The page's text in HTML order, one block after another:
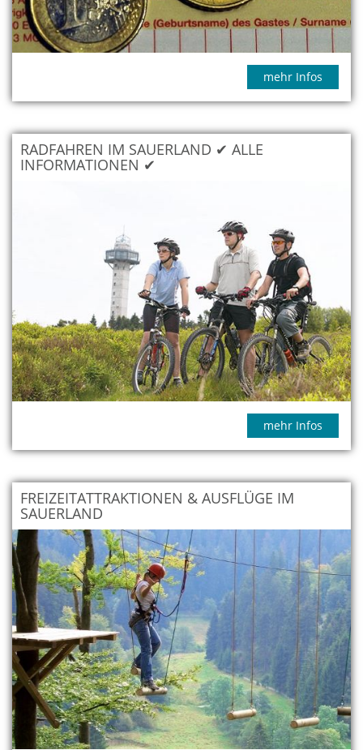
mehr Infos
RADFAHREN IM SAUERLAND ✔ ALLE
INFORMATIONEN ✔
mehr Infos
FREIZEITATTRAKTIONEN & AUSFLÜGE IM
SAUERLAND